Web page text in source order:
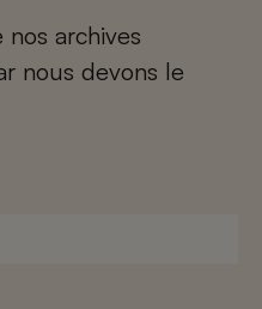
archives
nous devons le